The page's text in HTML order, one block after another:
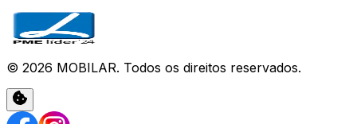
© 2026 MOBILAR. Todos os direitos reservados.